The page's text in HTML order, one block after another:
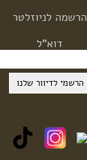
הרשמה לניוזלטר
דוא"ל